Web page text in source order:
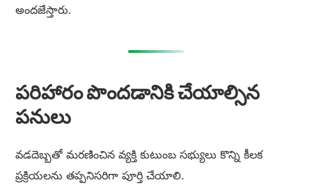
అందజేస్తారు.
పరిహారం పొందడానికి చేయాల్సిన
పనులు
వడదెబ్బతో మరణించిన వ్యక్తి కుటుంబ సభ్యులు కొన్ని కీలక
ప్రక్రియలను తప్పనిసరిగా పూర్తి చేయాలి.